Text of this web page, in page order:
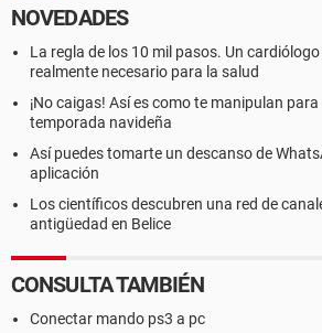
NOVEDADES
La regla de los 10 mil pasos. Un
realmente necesario para la salud
¡No caigas! Así es como te manipulan
temporada navideña
Así puedes tomarte un descanso de
aplicación
Los científicos descubren una red de
antigüedad en Belice
CONSULTA TAMBIÉN
Conectar mando ps3 a pc